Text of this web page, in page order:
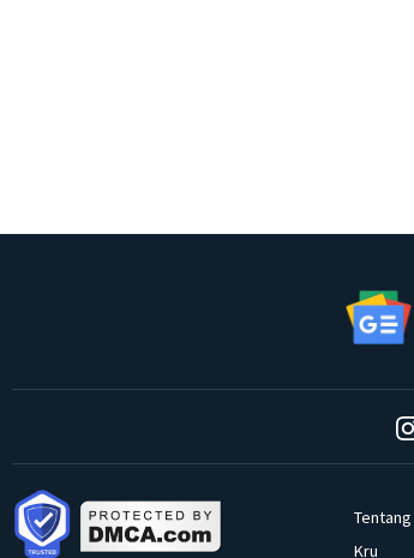
Tentang
Kru